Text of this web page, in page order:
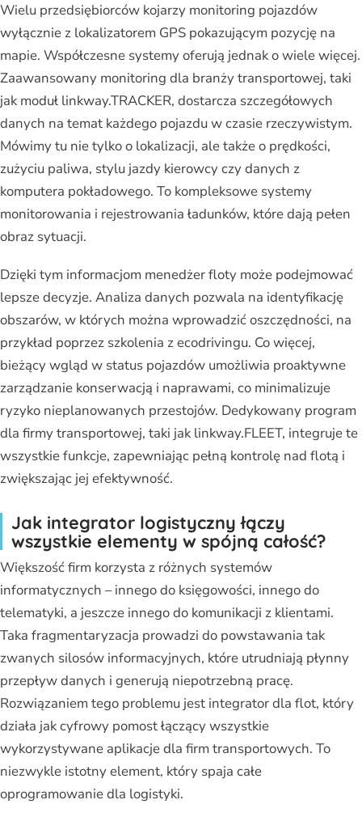
Wielu przedsiębiorców kojarzy monitoring pojazdów
wyłącznie z lokalizatorem GPS pokazującym pozycję na
mapie. Współczesne systemy oferują jednak o wiele więcej.
Zaawansowany monitoring dla branży transportowej, taki
jak moduł linkway.TRACKER, dostarcza szczegółowych
danych na temat każdego pojazdu w czasie rzeczywistym.
Mówimy tu nie tylko o lokalizacji, ale także o prędkości,
zużyciu paliwa, stylu jazdy kierowcy czy danych z
komputera pokładowego. To kompleksowe systemy
monitorowania i rejestrowania ładunków, które dają pełen
obraz sytuacji.
Dzięki tym informacjom menedżer floty może podejmować
lepsze decyzje. Analiza danych pozwala na identyfikację
obszarów, w których można wprowadzić oszczędności, na
przykład poprzez szkolenia z ecodrivingu. Co więcej,
bieżący wgląd w status pojazdów umożliwia proaktywne
zarządzanie konserwacją i naprawami, co minimalizuje
ryzyko nieplanowanych przestojów. Dedykowany program
dla firmy transportowej, taki jak linkway.FLEET, integruje te
wszystkie funkcje, zapewniając pełną kontrolę nad flotą i
zwiększając jej efektywność.
Jak integrator logistyczny łączy
wszystkie elementy w spójną całość?
Większość firm korzysta z różnych systemów
informatycznych – innego do księgowości, innego do
telematyki, a jeszcze innego do komunikacji z klientami.
Taka fragmentaryzacja prowadzi do powstawania tak
zwanych silosów informacyjnych, które utrudniają płynny
przepływ danych i generują niepotrzebną pracę.
Rozwiązaniem tego problemu jest integrator dla flot, który
działa jak cyfrowy pomost łączący wszystkie
wykorzystywane aplikacje dla firm transportowych. To
niezwykle istotny element, który spaja całe
oprogramowanie dla logistyki.